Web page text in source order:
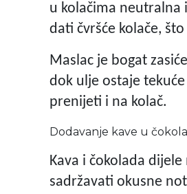
u kolačima neutralna
dati čvršće kolače,
Maslac je bogat
dok ulje ostaje
prenijeti i na kolač.
Dodavanje kave u
Kava i čokolada
sadržavati okusne